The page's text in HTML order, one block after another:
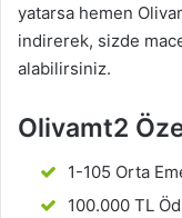
yatarsa hemen
indirerek, sizde
alabilirsiniz.
Olivamt2
1-105 Orta
100.000 TL